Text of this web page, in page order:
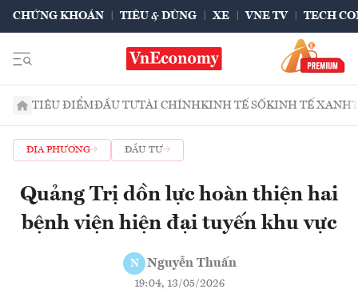
CHỨNG KHOÁN TIÊU & DÙNG XE VNE TV TECH
TIÊU ĐIỂMĐẦU TƯTÀI CHÍNHKINH TẾ SỐKINH TẾ XANH
ĐỊA PHƯƠNG ĐẦU TƯ
Quảng Trị dồn lực hoàn thiện hai
bệnh viện hiện đại tuyến khu vực
N Nguyễn Thuấn
19:04, 13/05/2026